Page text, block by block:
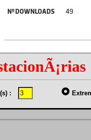
Nº DOWNLOADS 49